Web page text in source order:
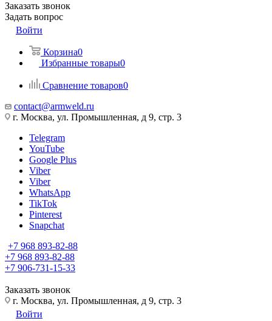
Заказать звонок
Задать вопрос
Войти
Корзина0
Избранные товары0
Сравнение товаров0
contact@armweld.ru
г. Москва, ул. Промышленная, д 9, стр. 3
Telegram
YouTube
Google Plus
Viber
Viber
WhatsApp
TikTok
Pinterest
Snapchat
+7 968 893-82-88
+7 968 893-82-88
+7 906-731-15-33
Заказать звонок
г. Москва, ул. Промышленная, д 9, стр. 3
Войти